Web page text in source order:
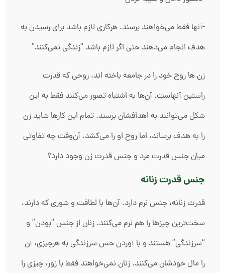
-آنها فقط می‌خواهند برسند. هرکاری لازم باشد برای رسیدن به
هدف انجام می‌دهند حتی اگر لازم باشد “زندگی نمی‌کنند”
زن ها روح خود را در جامعه باخته اند، روحی که قدرت
راستین آنهاست. آن‌ها به اشتباه تصور می‌کنند فقط به این
شکل می‌توانند به اهدافشان برسند. تمام این کارها شاید زن
را به هدف برساند، اما روح او را می‌کشد. آن‌وقت چه تفاوتی
میان جنس قدرت مرد و جنس قدرت زن وجود دارد؟
جنس قدرت زنانه
قدرت زنانه، جنس نرم دارد. آن‌ها با لطافت و شوری که دارند،
سخت‌ترین چیزها را هم نرم می‌کنند. زنان از جنس “بودن” و
“سرزندگی” هستند و با آوردن حس سرزندگی به هرچیزی، آن
را مال خودشان می‌کنند. زنان نمی‌خواهند فقط با زور، چیزی را